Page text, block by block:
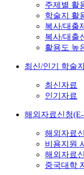
주제별 활
학술지 활
복사/대출
복사/대출
활용도 높
최신/인기 학술
최신자료
인기자료
해외자료신청
해외자료
비용지원
해외자료
중국대학